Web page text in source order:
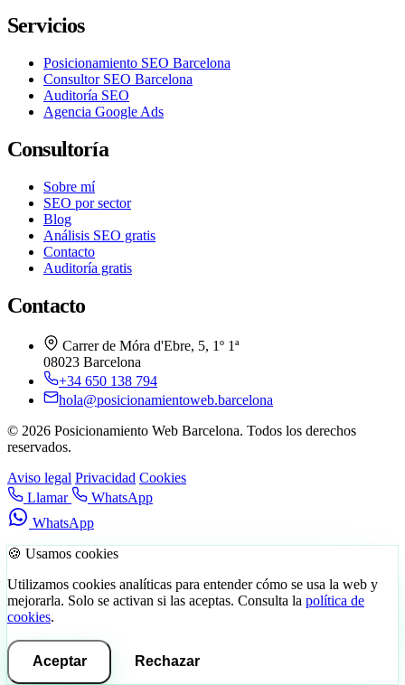
Servicios
Posicionamiento SEO Barcelona
Consultor SEO Barcelona
Auditoría SEO
Agencia Google Ads
Consultoría
Sobre mí
SEO por sector
Blog
Análisis SEO gratis
Contacto
Auditoría gratis
Contacto
Carrer de Móra d'Ebre, 5, 1º 1ª
08023 Barcelona
+34 650 138 794
hola@posicionamientoweb.barcelona
© 2026 Posicionamiento Web Barcelona. Todos los derechos
reservados.
Aviso legal Privacidad Cookies
Llamar
WhatsApp
WhatsApp
🍪 Usamos cookies
Utilizamos cookies analíticas para entender cómo se usa la web y
mejorarla. Solo se activan si las aceptas. Consulta la política de
cookies.
Aceptar Rechazar